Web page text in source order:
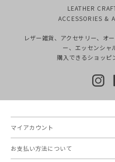
LEATHER
ACCESSORIES &
レザー雑貨、アクセサリー、オ
ー、エッセンシャ
購入できるショッピ
マイアカウント
お支払い方法について